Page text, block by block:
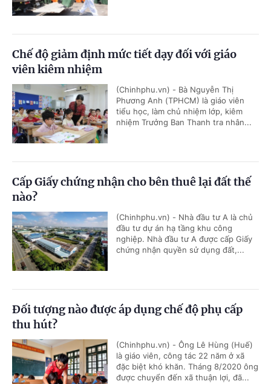
Chế độ giảm định mức tiết dạy đối với giáo
viên kiêm nhiệm
(Chinhphu.vn) - Bà Nguyễn Thị
Phương Anh (TPHCM) là giáo viên
tiểu học, làm chủ nhiệm lớp, kiêm
nhiệm Trưởng Ban Thanh tra nhân...
Cấp Giấy chứng nhận cho bên thuê lại đất thế
nào?
(Chinhphu.vn) - Nhà đầu tư A là chủ
đầu tư dự án hạ tầng khu công
nghiệp. Nhà đầu tư A được cấp Giấy
chứng nhận quyền sử dụng đất,...
Đối tượng nào được áp dụng chế độ phụ cấp
thu hút?
(Chinhphu.vn) - Ông Lê Hùng (Huế)
là giáo viên, công tác 22 năm ở xã
đặc biệt khó khăn. Tháng 8/2020 ông
được chuyển đến xã thuận lợi, đã...